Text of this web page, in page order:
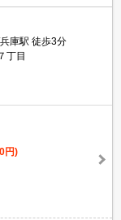
庫駅 徒歩3分
丁目
円)